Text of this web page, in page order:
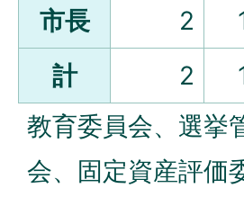
市長 2
計
2
教育委員会、選挙
会、固定資産評価